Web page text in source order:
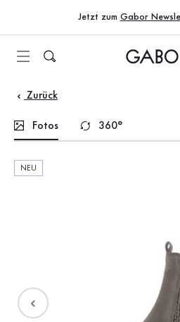
Zum Inhaltsverzeichnis
Zur Hauptnavigation
Jetzt zum Gabor
Zurück
Fotos 360°
NEU